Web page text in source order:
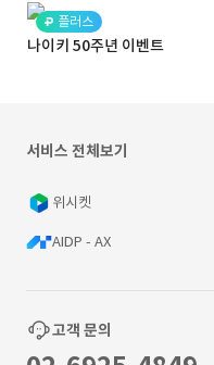
플러스
나이키 50주년 이벤트
서비스 전체보기
위시켓
AIDP - AX
고객 문의